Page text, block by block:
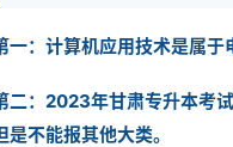
一：计算机应用技术是属于
二：2023年甘肃专升本考
是不能报其他大类。